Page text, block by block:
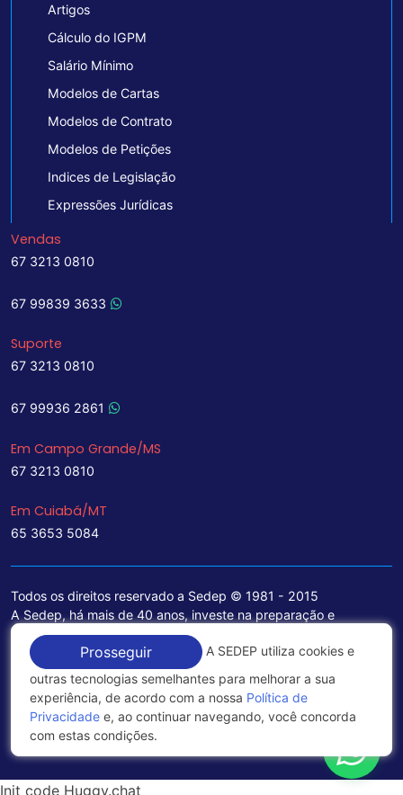
Artigos
Cálculo do IGPM
Salário Mínimo
Modelos de Cartas
Modelos de Contrato
Modelos de Petições
Indices de Legislação
Expressões Jurídicas
Vendas
67 3213 0810
67 99839 3633
Suporte
67 3213 0810
67 99936 2861
Em Campo Grande/MS
67 3213 0810
Em Cuiabá/MT
65 3653 5084
Todos os direitos reservado a Sedep © 1981 - 2015
A Sedep, há mais de 40 anos, investe na preparação e
treinamento de funcionários e na aquisição de tecnologia de
ponta para a ampliação de seu portfólio de serviços voltados
para a área jurídica, que contemplam informações seguras e
excelentes soluções empresariais.
Política de Privacidade
Prosseguir
A SEDEP utiliza cookies e
outras tecnologias semelhantes para melhorar a sua
experiência, de acordo com a nossa Política de
Privacidade e, ao continuar navegando, você concorda
com estas condições.
Init code Huggy.chat